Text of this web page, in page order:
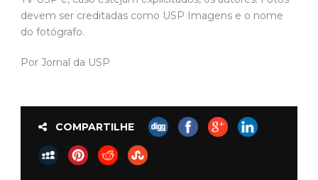
devem ser creditadas como USP Imagens e o nome
do fotógrafo.
Por Jornal da USP
COMPARTILHE